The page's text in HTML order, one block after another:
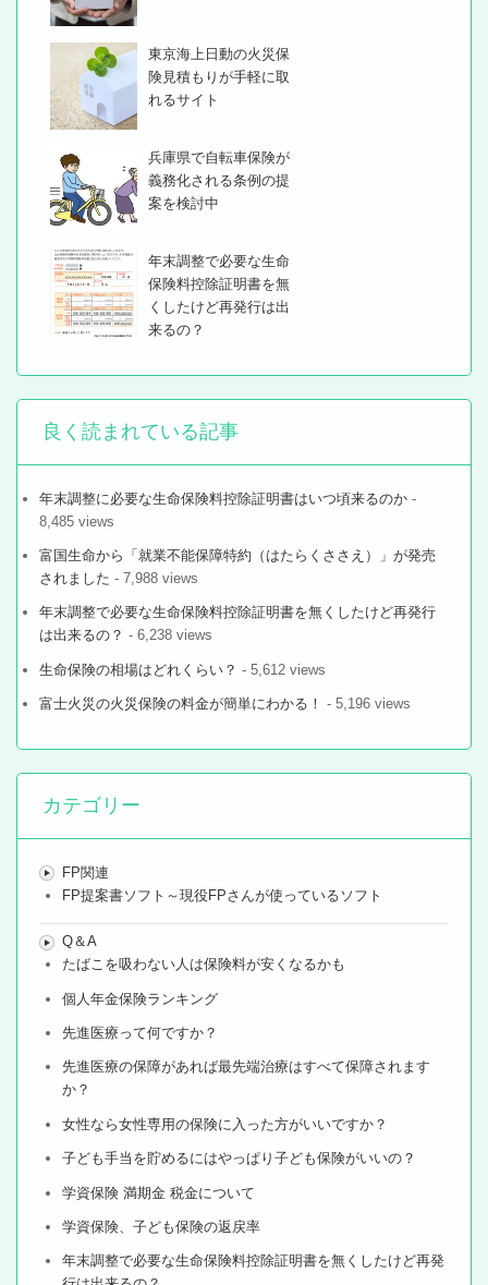
東京海上日動の火災保
険見積もりが手軽に取
れるサイト
兵庫県で自転車保険が
義務化される条例の提
案を検討中
年末調整で必要な生命
保険料控除証明書を無
くしたけど再発行は出
来るの？
良く読まれている記事
年末調整に必要な生命保険料控除証明書はいつ頃来るのか -
8,485 views
富国生命から「就業不能保障特約（はたらくささえ）」が発売
されました - 7,988 views
年末調整で必要な生命保険料控除証明書を無くしたけど再発行
は出来るの？ - 6,238 views
生命保険の相場はどれくらい？ - 5,612 views
富士火災の火災保険の料金が簡単にわかる！ - 5,196 views
カテゴリー
FP関連
FP提案書ソフト～現役FPさんが使っているソフト
Q＆A
たばこを吸わない人は保険料が安くなるかも
個人年金保険ランキング
先進医療って何ですか？
先進医療の保障があれば最先端治療はすべて保障されます
か？
女性なら女性専用の保険に入った方がいいですか？
子ども手当を貯めるにはやっぱり子ども保険がいいの？
学資保険 満期金 税金について
学資保険、子ども保険の返戻率
年末調整で必要な生命保険料控除証明書を無くしたけど再発